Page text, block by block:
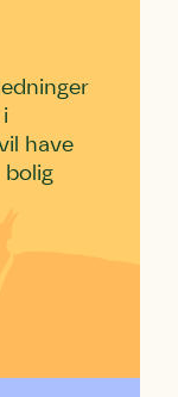
have
bolig
have.